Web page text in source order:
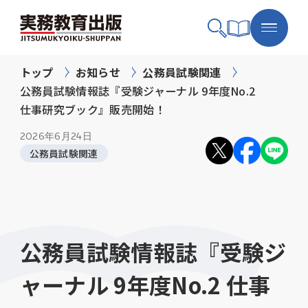
トップ お知らせ
公務員試験関連
公務員試験情報誌『受験ジャーナル 9年度No.2
仕事研究ブック』販売開始！
2026年6月24日
公務員試験関連
公務員試験情報誌『受験ジ
ャーナル 9年度No.2 仕事